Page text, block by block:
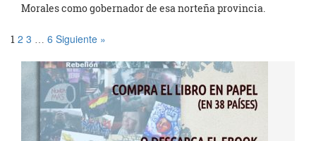
Morales como gobernador de esa norteña provincia.
1 2 3 6 Siguiente »